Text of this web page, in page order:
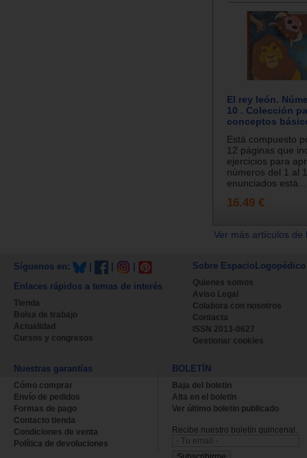
El rey león.
10 . Colección
conceptos
Está compuesto
12 páginas que
ejercicios para
números del 1 al
enunciados está...
16.49 €
Ver más artículos
Síguenos en:
Enlaces rápidos a temas de interés
Tienda
Bolsa de trabajo
Actualidad
Cursos y congresos
Sobre EspacioLogopédico
Quienes somos
Aviso Legal
Colabora con nosotros
Contacta
ISSN 2013-0627
Gestionar cookies
Nuestras garantías
Cómo comprar
Envío de pedidos
Formas de pago
Contacto tienda
Condiciones de venta
Política de devoluciones
BOLETÍN
Baja del boletin
Alta en el boletin
Ver último boletin publicado
Recibe nuestro boletín quincenal.